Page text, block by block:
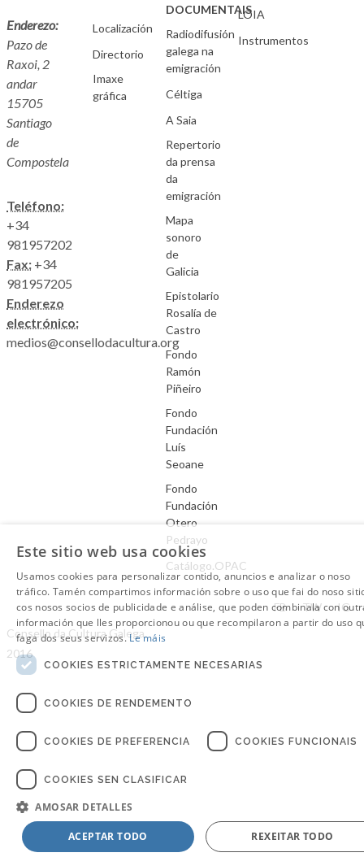
Enderezo:
Pazo de
Raxoi, 2
andar
15705
Santiago
de
Compostela
Teléfono:
+34
981957202
Fax: +34
981957205
Enderezo
electrónico:
medios@consellodacultura.org
Localización
Directorio
Imaxe
gráfica
DOCUMENTAIS
Radiodifusión
galega na
emigración
Céltiga
A Saia
Repertorio
da prensa
da
emigración
Mapa
sonoro
de
Galicia
Epistolario
Rosalía de
Castro
Fondo
Ramón
Piñeiro
Fondo
Fundación
Luís
Seoane
Fondo
Fundación
Otero
Pedrayo
Catálogo.OPAC
LOIA
Instrumentos
Aviso Legal
Consello da Cultura Galega.
2016
FB TW IG
Este sitio web usa cookies
Usamos cookies para personalizar contido, anuncios e analizar o noso
tráfico. Tamén compartimos información sobre o uso que fai do noso
cos nosos socios de publicidade e análise, que poden combinala con
información que lles proporcionou ou que recompilaron a partir do uso
faga dos seus servizos.Le máis
COOKIES ESTRICTAMENTE NECESARIAS
COOKIES DE RENDEMENTO
COOKIES DE PREFERENCIA COOKIES FUNCIONAIS
COOKIES SEN CLASIFICAR
AMOSAR DETALLES
ACEPTAR TODO REXEITAR TODO